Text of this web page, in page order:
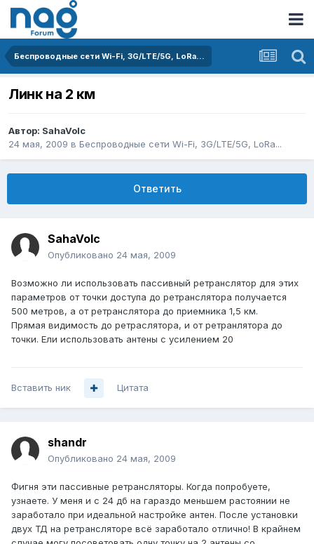
Беспроводные сети Wi-Fi, 3G/LTE/5G, LoRa...
Линк на 2 км
Автор: SahaVolc
24 мая, 2009 в Беспроводные сети Wi-Fi, 3G/LTE/5G, LoRa...
Ответить
SahaVolc
Опубликовано 24 мая, 2009
Возможно ли использовать пассивный ретранслятор для этих
параметров от точки доступа до ретранслятора получается
500 метров, а от ретранслятора до приемника 1,5 км.
Прямая видимость до ретраслятора, и от ретранлятора до
точки. Ели использовать антены с усилением 20
Вставить ник Цитата
shandr
Опубликовано 24 мая, 2009
Фигня эти пассивные ретрансляторы. Когда попробуете,
узнаете. У меня и с 24 дб на гараздо меньшем растоянии не
заработало при идеальной настройке антен. После установки
двух ТД на ретрансляторе всё заработало отлично! В крайнем